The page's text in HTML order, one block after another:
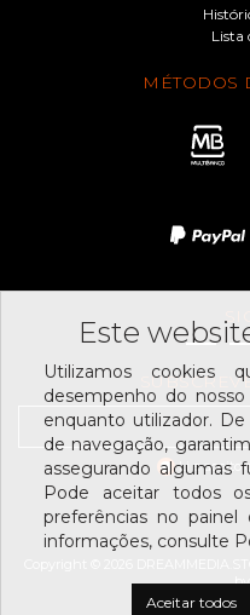
Lista
MÉTODOS
Li e aceito
by
Este
Utilizamos cookies
desempenho do
enquanto utilizador.
de navegação,
assegurando algumas
Pode aceitar todos
preferências no painel
informações, consulte
Aceitar todos